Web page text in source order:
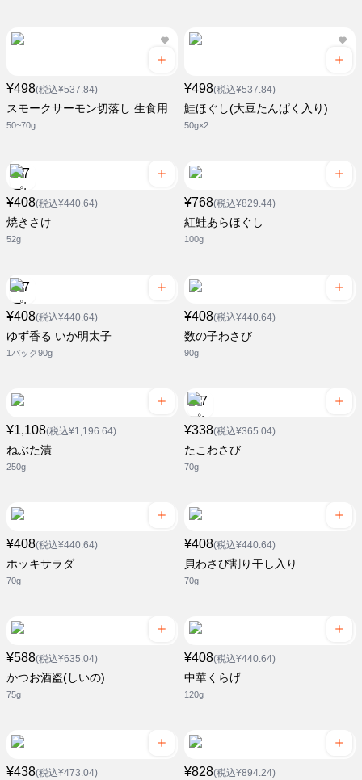
¥498(税込¥537.84)
スモークサーモン切落し 生食用
50~70g
¥498(税込¥537.84)
鮭ほぐし(大豆たんぱく入り)
50g×2
¥408(税込¥440.64)
焼きさけ
52g
¥768(税込¥829.44)
紅鮭あらほぐし
100g
¥408(税込¥440.64)
ゆず香る いか明太子
1パック90g
¥408(税込¥440.64)
数の子わさび
90g
¥1,108(税込¥1,196.64)
ねぶた漬
250g
¥338(税込¥365.04)
たこわさび
70g
¥408(税込¥440.64)
ホッキサラダ
70g
¥408(税込¥440.64)
貝わさび割り干し入り
70g
¥588(税込¥635.04)
かつお酒盗(しいの)
75g
¥408(税込¥440.64)
中華くらげ
120g
¥438(税込¥473.04) ¥828(税込¥894.24)